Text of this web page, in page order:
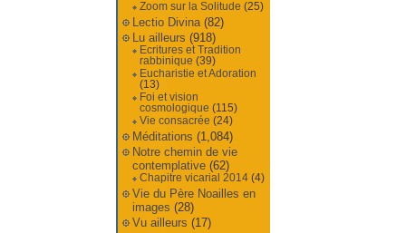
Zoom sur la Solitude (25)
Lectio Divina(82)
Lu ailleurs (918)
Ecritures et Tradition
rabbinique (39)
Eucharistie et Adoration
(13)
Foi et vision
cosmologique (115)
Vie consacrée (24)
Méditations (1,084)
Notre chemin de vie
contemplative(62)
Chapitre vicarial 2014(4)
Vie du Père Noailles en
images (28)
Vu ailleurs (17)